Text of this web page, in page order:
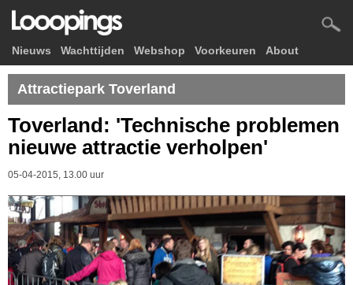
Nieuws Wachttijden Webshop Voorkeuren About
Attractiepark Toverland
Toverland: 'Technische problemen
nieuwe attractie verholpen'
05-04-2015, 13.00 uur